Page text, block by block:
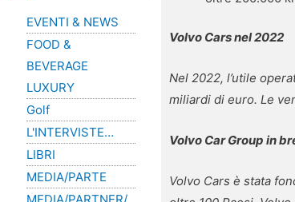
EVENTI & NEWS
FOOD &
BEVERAGE
LUXURY
Golf
L'INTERVISTE…
LIBRI
MEDIA/PARTE
Volvo Cars nel 2022
Nel 2022, l’utile
miliardi di euro. Le
Volvo Car Group in
Volvo Cars è stata